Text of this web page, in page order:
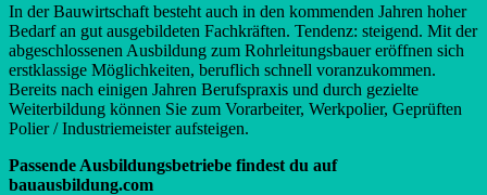
In der Bauwirtschaft besteht auch in den kommenden Jahren hoher
Bedarf an gut ausgebildeten Fachkräften. Tendenz: steigend. Mit der
abgeschlossenen Ausbildung zum Rohrleitungsbauer eröffnen sich
erstklassige Möglichkeiten, beruflich schnell voranzukommen.
Bereits nach einigen Jahren Berufspraxis und durch gezielte
Weiterbildung können Sie zum Vorarbeiter, Werkpolier, Geprüften
Polier / Industriemeister aufsteigen.
Passende Ausbildungsbetriebe findest du auf
bauausbildung.com